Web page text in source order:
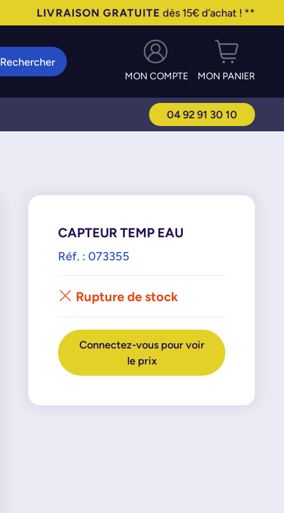
LIVRAISON GRATUITE dès 15€ d’achat ! **
Rechercher
MON COMPTE MON PANIER
04 92 91 30 10
CAPTEUR TEMP EAU
Réf. : 073355
Rupture de stock
Connectez-vous pour voir
le prix